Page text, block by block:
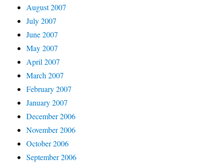
August 2007
July 2007
June 2007
May 2007
April 2007
March 2007
February 2007
January 2007
December 2006
November 2006
October 2006
September 2006